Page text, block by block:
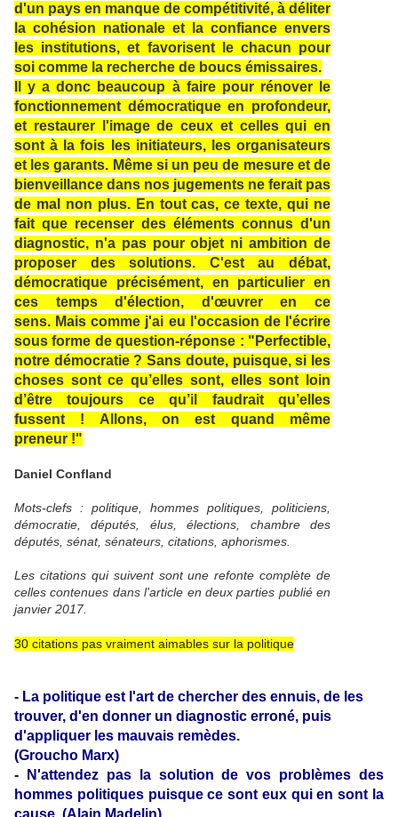
d'un pays en manque de compétitivité, à déliter
la cohésion nationale et la confiance envers
les institutions, et favorisent le chacun pour
soi comme la recherche de boucs émissaires.
Il y a donc beaucoup à faire pour rénover le
fonctionnement démocratique en profondeur,
et restaurer l'image de ceux et celles qui en
sont à la fois les initiateurs, les organisateurs
et les garants. Même si un peu de mesure et de
bienveillance dans nos jugements ne ferait pas
de mal non plus. En tout cas, ce texte, qui ne
fait que recenser des éléments connus d'un
diagnostic, n'a pas pour objet ni ambition de
proposer des solutions. C'est au débat,
démocratique précisément, en particulier en
ces temps d'élection, d'œuvrer en ce
sens. Mais comme j'ai eu l'occasion de l'écrire
sous forme de question-réponse : " Perfectible,
notre démocratie ? Sans doute, puisque, si les
choses sont ce qu’elles sont, elles sont loin
d’être toujours ce qu’il faudrait qu’elles
fussent ! Allons, on est quand même
preneur !"
Daniel Confland
Mots-clefs : politique, hommes politiques, politiciens,
démocratie, députés, élus, élections, chambre des
députés, sénat, sénateurs, citations, aphorismes.
Les citations qui suivent sont une refonte complète de
celles contenues dans l'article en deux parties publié en
janvier 2017.
30 citations pas vraiment aimables sur la politique
- La politique est l'art de chercher des ennuis, de les
trouver, d'en donner un diagnostic erroné, puis
d'appliquer les mauvais remèdes.
(Groucho Marx)
- N'attendez pas la solution de vos problèmes des
hommes politiques puisque ce sont eux qui en sont la